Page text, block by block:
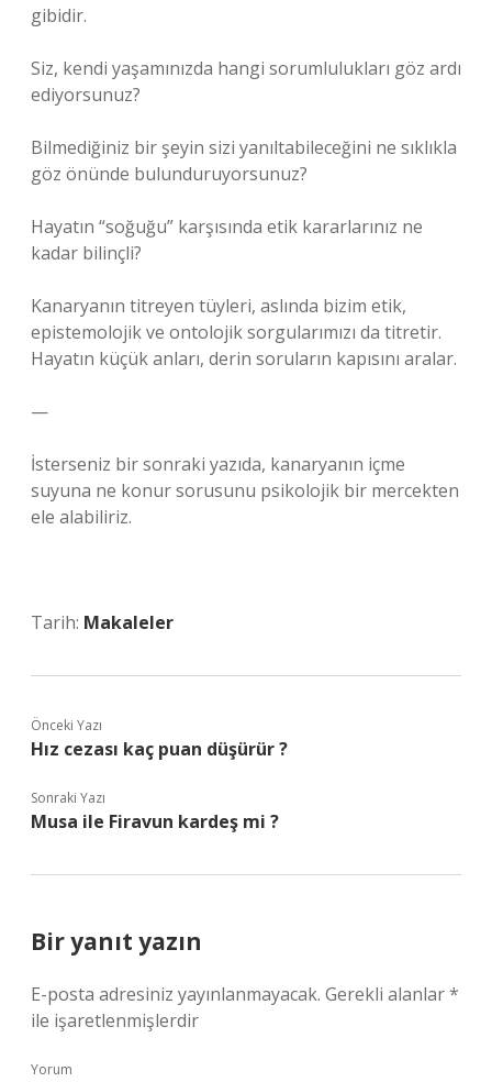
gibidir.
Siz, kendi yaşamınızda hangi sorumlulukları göz ardı
ediyorsunuz?
Bilmediğiniz bir şeyin sizi yanıltabileceğini ne sıklıkla
göz önünde bulunduruyorsunuz?
Hayatın “soğuğu” karşısında etik kararlarınız ne
kadar bilinçli?
Kanaryanın titreyen tüyleri, aslında bizim etik,
epistemolojik ve ontolojik sorgularımızı da titretir.
Hayatın küçük anları, derin soruların kapısını aralar.
—
İsterseniz bir sonraki yazıda, kanaryanın içme
suyuna ne konur sorusunu psikolojik bir mercekten
ele alabiliriz.
Tarih: Makaleler
Önceki Yazı
Hız cezası kaç puan düşürür ?
Sonraki Yazı
Musa ile Firavun kardeş mi ?
Bir yanıt yazın
E-posta adresiniz yayınlanmayacak. Gerekli alanlar*
ile işaretlenmişlerdir
Yorum